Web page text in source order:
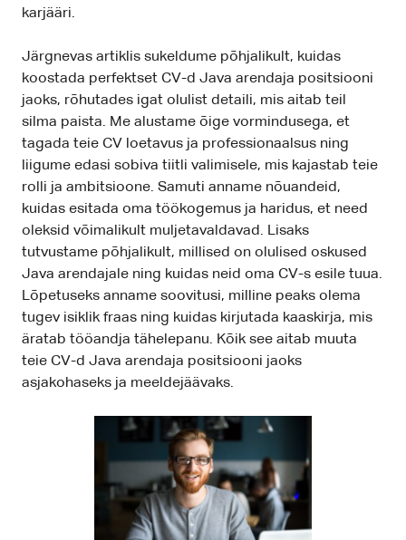
karjääri.
Järgnevas artiklis sukeldume põhjalikult, kuidas
koostada perfektset CV-d Java arendaja positsiooni
jaoks, rõhutades igat olulist detaili, mis aitab teil
silma paista. Me alustame õige vormindusega, et
tagada teie CV loetavus ja professionaalsus ning
liigume edasi sobiva tiitli valimisele, mis kajastab teie
rolli ja ambitsioone. Samuti anname nõuandeid,
kuidas esitada oma töökogemus ja haridus, et need
oleksid võimalikult muljetavaldavad. Lisaks
tutvustame põhjalikult, millised on olulised oskused
Java arendajale ning kuidas neid oma CV-s esile tuua.
Lõpetuseks anname soovitusi, milline peaks olema
tugev isiklik fraas ning kuidas kirjutada kaaskirja, mis
äratab tööandja tähelepanu. Kõik see aitab muuta
teie CV-d Java arendaja positsiooni jaoks
asjakohaseks ja meeldejäävaks.